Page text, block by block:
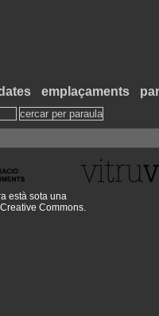
emplaçaments
està sota una
Commons.